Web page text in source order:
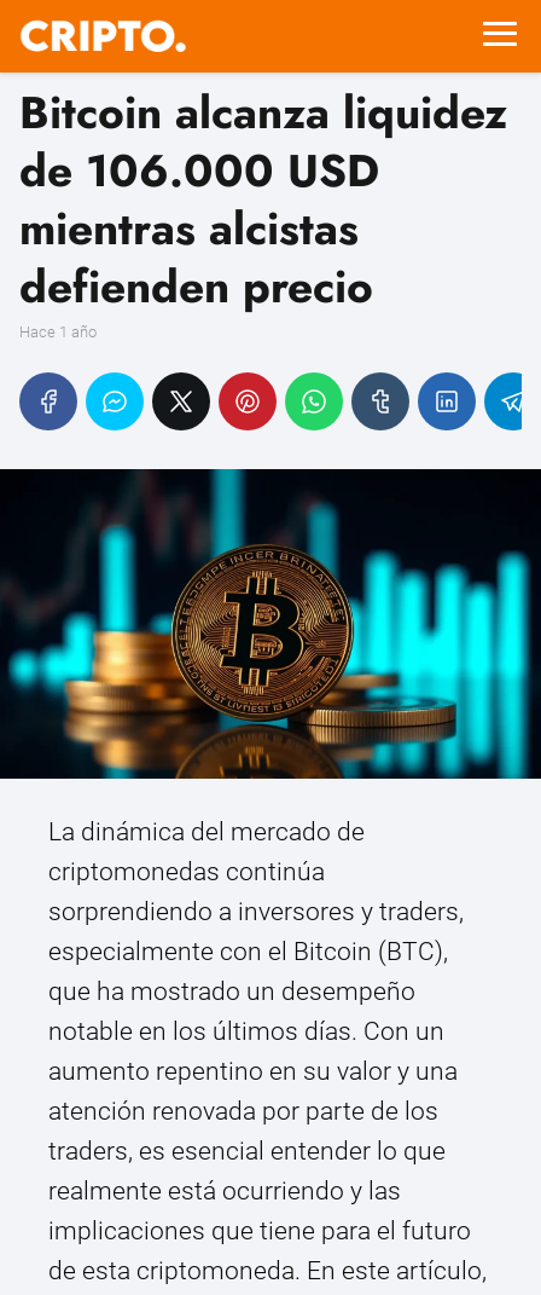
Bitcoin alcanza liquidez
de 106.000 USD
mientras alcistas
defienden precio
hace 1 año
La dinámica del mercado de
criptomonedas continúa
sorprendiendo a inversores y traders,
especialmente con el Bitcoin (BTC),
que ha mostrado un desempeño
notable en los últimos días. Con un
aumento repentino en su valor y una
atención renovada por parte de los
traders, es esencial entender lo que
realmente está ocurriendo y las
implicaciones que tiene para el futuro
de esta criptomoneda. En este artículo,